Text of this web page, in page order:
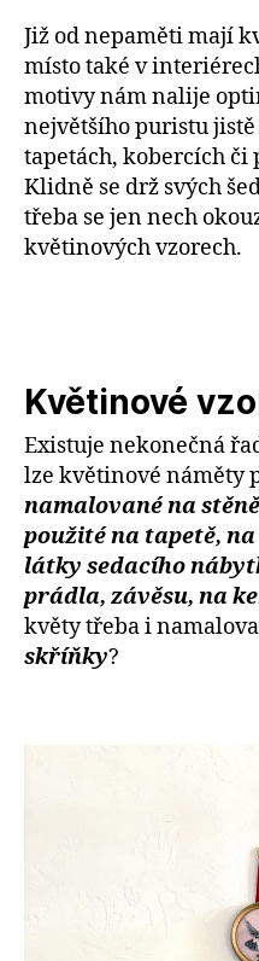
Již od nepaměti mají
místo také v
motivy nám nalije
největšího puristu
tapetách, kobercích či
Klidně se drž svých
třeba se jen nech
květinových vzorech.
Květinové
Existuje nekonečná
lze květinové náměty
namalované na
použité na tapetě,
látky sedacího
prádla, závěsu, na
květy třeba i
skříňky?